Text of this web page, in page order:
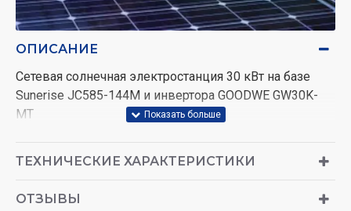
ОПИСАНИЕ
Сетевая солнечная электростанция 30 кВт на базе
Sunerise JC585-144M и инвертора GOODWE GW30K-
MT
идеальное решение для коммерческих объектов,
ТЕХНИЧЕСКИЕ ХАРАКТЕРИСТИКИ
ОТЗЫВЫ